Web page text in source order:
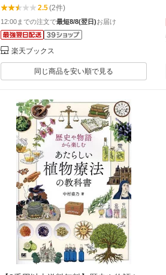
2.5(2件)
12:00までの注文で最短8/8(翌日)お届け
楽天ブックス
同じ商品を安い順で見る